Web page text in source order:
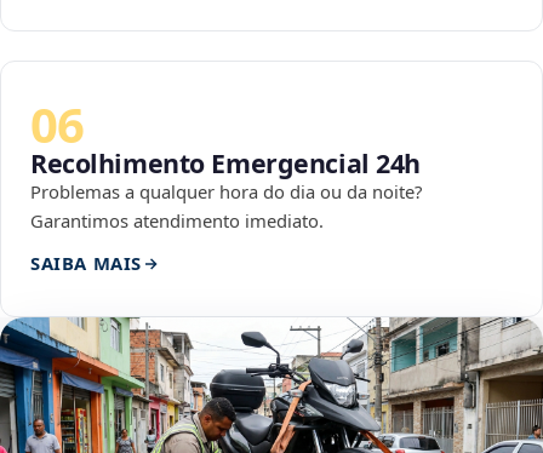
06
Recolhimento Emergencial 24h
Problemas a qualquer hora do dia ou da noite?
Garantimos atendimento imediato.
SAIBA MAIS